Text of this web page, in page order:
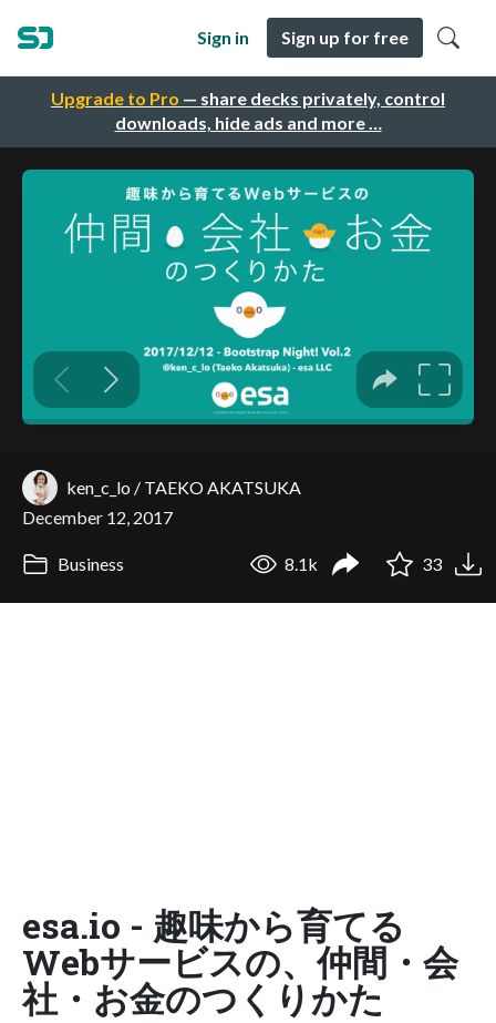
Upgrade to Pro — share decks privately, control
downloads, hide ads and more …
Sign in Sign up for free
ken_c_lo / TAEKO AKATSUKA
December 12, 2017
Business 8.1k 33
esa.io - 趣味から育てる
Webサービスの、仲間・会
社・お金のつくりかた